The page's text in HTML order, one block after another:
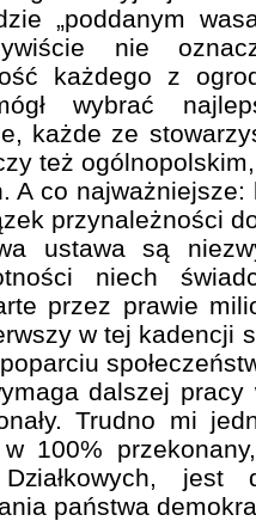
„poddanym
nie
każdego z
wybrać
każde ze
też
A co najważniejsze:
przynależności
ustawa są
niech
przez prawie
w tej kadencji
dalszej pracy
Trudno mi
100%
jest
państwa